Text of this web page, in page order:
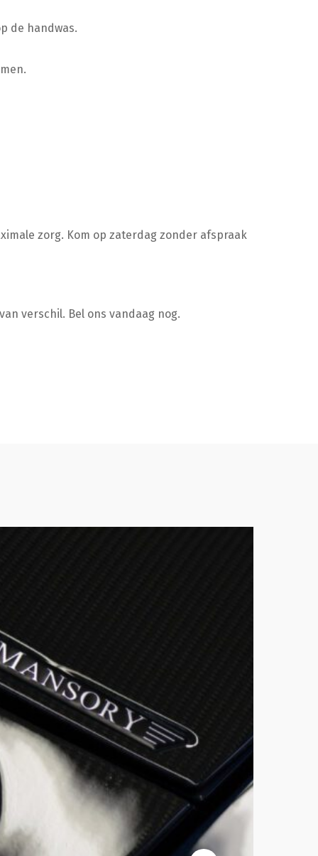
de handwas.
zorg. Kom op zaterdag zonder afspraak
verschil. Bel ons vandaag nog.